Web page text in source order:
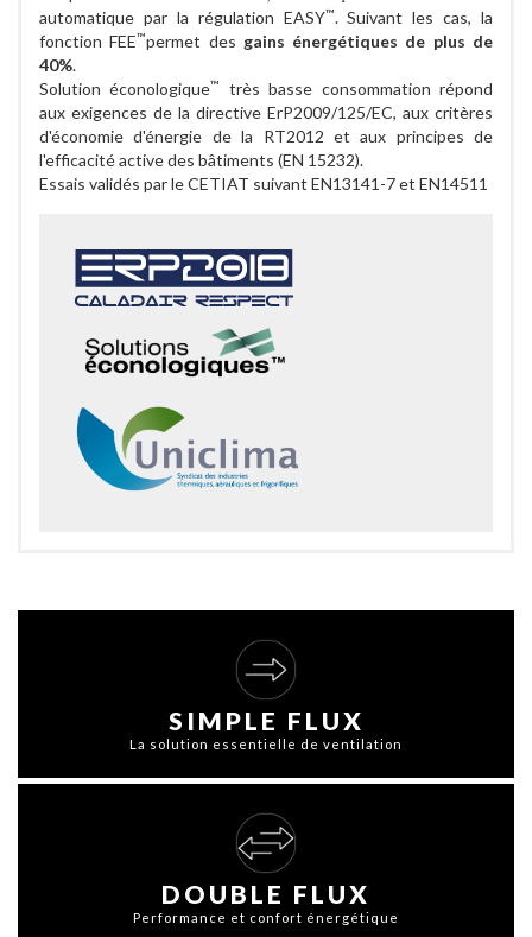
SIMPLE FLUX
La solution essentielle de ventilation
DOUBLE FLUX
Performance et confort énergétique
automatique par la régulation EASY™. Suivant les cas, la
fonction FEE™permet des gains énergétiques de plus de
40%.
Solution éconologique™
très basse consommation répond
aux exigences de la directive ErP2009/125/EC, aux critères
d'économie d'énergie de la RT2012 et aux principes de
l'efficacité active des bâtiments (EN 15232).
Essais validés par le CETIAT suivant EN13141-7 et EN14511